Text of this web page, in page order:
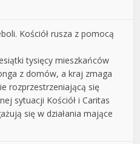
Kościół rusza z pomocą
tysięcy mieszkańców
z domów, a kraj zmaga
rozprzestrzeniającą się
sytuacji Kościół i Caritas
się w działania mające